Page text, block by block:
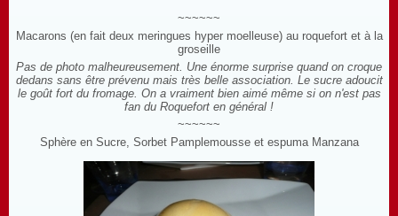
~~~~~~
Macarons (en fait deux meringues hyper moelleuse) au roquefort et à la
groseille
Pas de photo malheureusement. Une énorme surprise quand on croque
dedans sans être prévenu mais très belle association. Le sucre adoucit
le goût fort du fromage. On a vraiment bien aimé même si on n'est pas
fan du Roquefort en général !
~~~~~~
Sphère en Sucre, Sorbet Pamplemousse et espuma Manzana